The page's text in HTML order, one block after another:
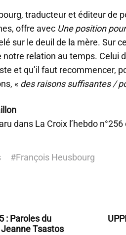
traducteur et éditeur de
offre avec Une position
sur le deuil de la mère. Sur
notre relation au temps. Celui
et qu’il faut recommencer,
« des raisons suffisantes /
dans La Croix l’hebdo
#François Heusbourg
: Paroles du
Tsastos